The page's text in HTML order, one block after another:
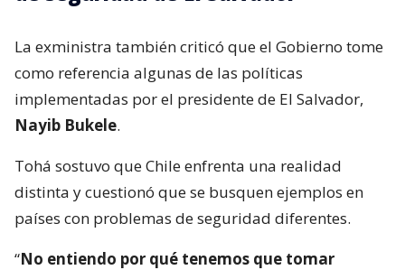
La exministra también criticó que el Gobierno tome
como referencia algunas de las políticas
implementadas por el presidente de El Salvador,
Nayib Bukele.
Tohá sostuvo que Chile enfrenta una realidad
distinta y cuestionó que se busquen ejemplos en
países con problemas de seguridad diferentes.
“No entiendo por qué tenemos que tomar